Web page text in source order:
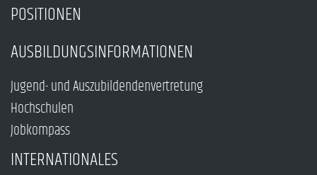
POSITIONEN
AUSBILDUNGSINFORMATIONEN
Jugend- und Auszubildendenvertretung
Hochschulen
Jobkompass
INTERNATIONALES